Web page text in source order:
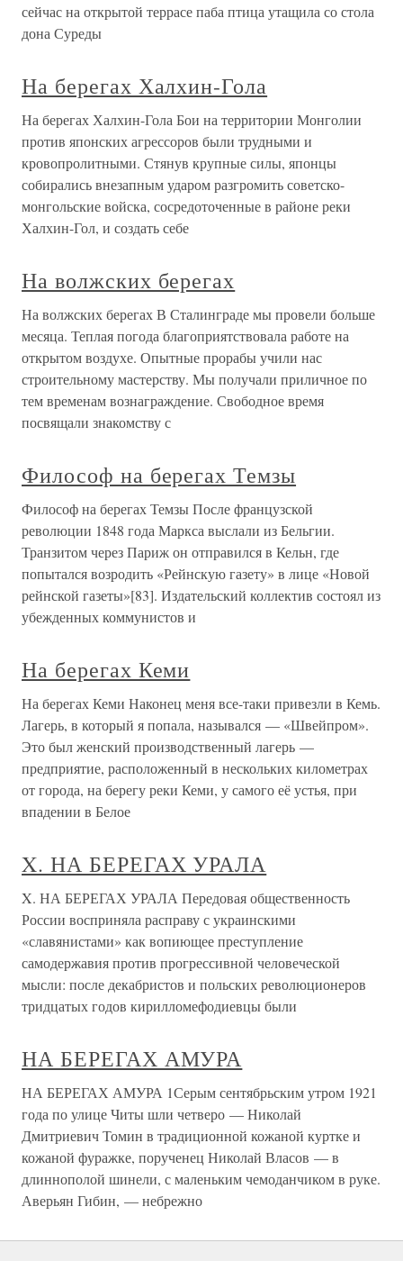
сейчас на открытой террасе паба птица утащила со стола
дона Суреды
На берегах Халхин-Гола
На берегах Халхин-Гола Бои на территории Монголии
против японских агрессоров были трудными и
кровопролитными. Стянув крупные силы, японцы
собирались внезапным ударом разгромить советско-
монгольские войска, сосредоточенные в районе реки
Халхин-Гол, и создать себе
На волжских берегах
На волжских берегах В Сталинграде мы провели больше
месяца. Теплая погода благоприятствовала работе на
открытом воздухе. Опытные прорабы учили нас
строительному мастерству. Мы получали приличное по
тем временам вознаграждение. Свободное время
посвящали знакомству с
Философ на берегах Темзы
Философ на берегах Темзы После французской
революции 1848 года Маркса выслали из Бельгии.
Транзитом через Париж он отправился в Кельн, где
попытался возродить «Рейнскую газету» в лице «Новой
рейнской газеты»[83]. Издательский коллектив состоял из
убежденных коммунистов и
На берегах Кеми
На берегах Кеми Наконец меня все-таки привезли в Кемь.
Лагерь, в который я попала, назывался — «Швейпром».
Это был женский производственный лагерь —
предприятие, расположенный в нескольких километрах
от города, на берегу реки Кеми, у самого её устья, при
впадении в Белое
X. НА БЕРЕГАХ УРАЛА
X. НА БЕРЕГАХ УРАЛА Передовая общественность
России восприняла расправу с украинскими
«славянистами» как вопиющее преступление
самодержавия против прогрессивной человеческой
мысли: после декабристов и польских революционеров
тридцатых годов кирилломефодиевцы были
НА БЕРЕГАХ АМУРА
НА БЕРЕГАХ АМУРА 1Серым сентябрьским утром 1921
года по улице Читы шли четверо — Николай
Дмитриевич Томин в традиционной кожаной куртке и
кожаной фуражке, порученец Николай Власов — в
длиннополой шинели, с маленьким чемоданчиком в руке.
Аверьян Гибин, — небрежно